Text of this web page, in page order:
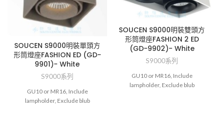
SOUCEN S9000明裝單頭方
形筒燈座FASHION ED (GD-
9901)- White
S9000系列
GU10 or MR16, Include
lampholder, Exclude blub
SOUCEN S9000明裝雙頭方
形筒燈座FASHION 2 ED
(GD-9902)- White
S9000系列
GU10 or MR16, Include
lampholder, Exclude blub